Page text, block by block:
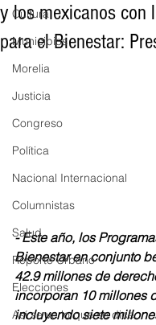
Cultura
Municipios
Morelia
Justicia
Congreso
Política
Nacional Internacional
Columnistas
Salud
Reporte Urbano
Elecciones
Así se ve lo que se dice...
y los mexicanos con
para el Bienestar:
- Este año, los
Bienestar en conjunto
42.9 millones de
incorporan 10 millones
incluyendo siete